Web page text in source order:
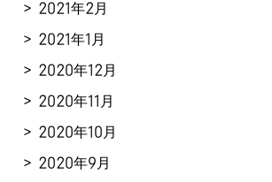
2021年2月
2021年1月
2020年12月
2020年11月
2020年10月
2020年9月